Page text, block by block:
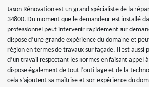
Jason Rénovation est un grand spécialiste de la
34800. Du moment que le demandeur est installé
professionnel peut intervenir rapidement sur
dispose d’une grande expérience du domaine et
région en termes de travaux sur façade. Il est aussi
d’un travail respectant les normes en faisant appel
dispose également de tout l’outillage et de la
cela s’ajoutent sa maîtrise et son expérience du